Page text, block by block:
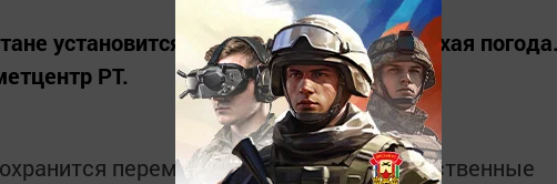
установится достаточно жаркая и сухая
РТ.
переменная облачность. Существенные